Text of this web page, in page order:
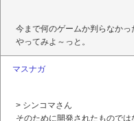
今まで何のゲームか判らなか
やってみよ～っと。
マスナガ
> シンコマさん
そのために開発されたものでは